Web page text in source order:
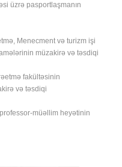
üzrə pasportlaşmanın
Menecment və turizm işi
müzakirə və təsdiqi
fakültəsinin
və təsdiqi
müəllim heyətinin